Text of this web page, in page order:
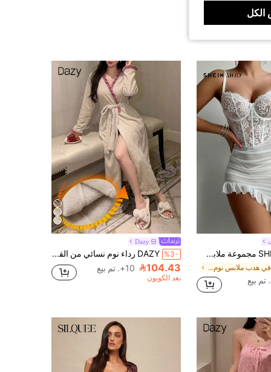
SHEIN MOD مجموعة ملابس داخلية نسائية مثيرة قطعتين 2pcs (حمالة صدر سلكية وفستان قصير شبكي بتفاصيل دانتيل + سلسلة G-String)
في هدب ملابس نوم نسائية
Dazy
%3- DAZY رداء نوم نسائي من القطيفة بألوان متباينة وحافة مكشكشة، بيجامة شتوية
104.43 10+. تم بيع
بعد الكوبون